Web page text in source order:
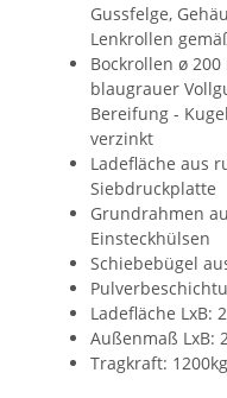
Gussfelge,
Lenkrollen
Bockrollen ø
blaugrauer
Bereifung -
verzinkt
Ladefläche aus
Siebdruckplatte
Grundrahmen
Einsteckhülsen
Schiebebügel
Ladefläche LxB:
Außenmaß LxB:
Tragkraft: 1200kg